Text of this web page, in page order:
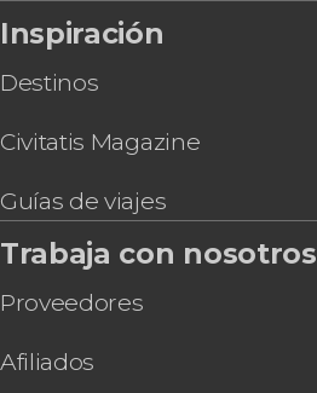
Inspiración
Destinos
Civitatis Magazine
Guías de viajes
Trabaja con nosotros
Proveedores
Afiliados